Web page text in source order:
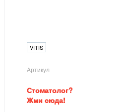
VITIS
Артикул
Стоматолог?
Жми сюда!